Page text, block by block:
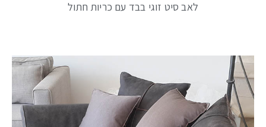
לאב סיט זוגי בבד עם כריות חתול